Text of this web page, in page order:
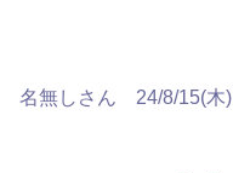
名無しさん 24/8/15(木)